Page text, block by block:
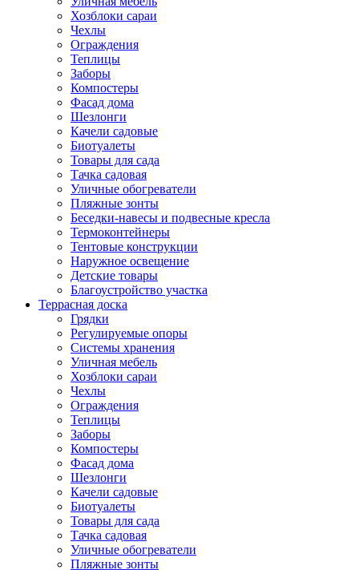
Хозблоки сараи
Чехлы
Ограждения
Теплицы
Заборы
Компостеры
Фасад дома
Шезлонги
Качели садовые
Биотуалеты
Товары для сада
Тачка садовая
Уличные обогреватели
Пляжные зонты
Беседки-навесы и подвесные кресла
Термоконтейнеры
Тентовые конструкции
Наружное освещение
Детские товары
Благоустройство участка
Террасная доска
Грядки
Регулируемые опоры
Системы хранения
Уличная мебель
Хозблоки сараи
Чехлы
Ограждения
Теплицы
Заборы
Компостеры
Фасад дома
Шезлонги
Качели садовые
Биотуалеты
Товары для сада
Тачка садовая
Уличные обогреватели
Пляжные зонты